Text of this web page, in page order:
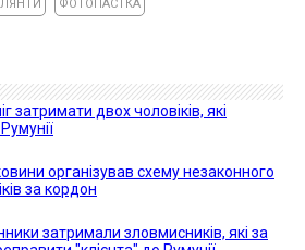
ФОТОПАСТКА
затримати двох чоловіків, які
організував схему незаконного
за кордон
затримали зловмисників, які за